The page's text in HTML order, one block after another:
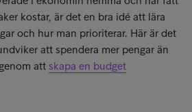
kostar, är det en bra idé att lära
och hur man prioriterar. Här är det
att spendera mer pengar än
att skapa en budget